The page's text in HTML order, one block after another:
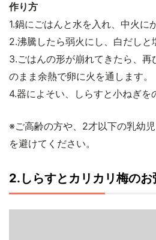
作り方
1.鍋にごはんと水を入れ、中火に
2.沸騰したら弱火にし、白だしと
3.ごはんの形が崩れてきたら、
のまま余熱で卵に火を通します。
4.器によそい、しらすと小ねぎを
※ご高齢の方や、2才以下の乳幼
を避けてください。
2.しらすとカリカリ梅のお